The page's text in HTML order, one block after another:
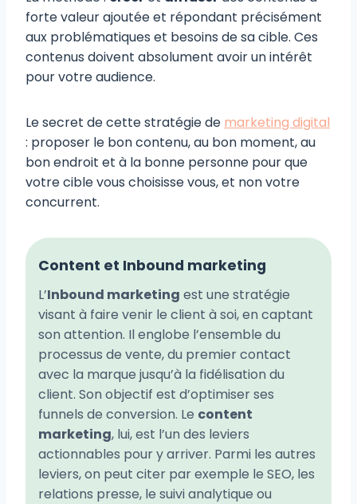
forte valeur ajoutée et répondant précisément
aux problématiques et besoins de sa cible. Ces
contenus doivent absolument avoir un intérêt
pour votre audience.
Le secret de cette stratégie de marketing digital
: proposer le bon contenu, au bon moment, au
bon endroit et à la bonne personne pour que
votre cible vous choisisse vous, et non votre
concurrent.
Content et Inbound marketing
L’Inbound marketing est une stratégie
visant à faire venir le client à soi, en captant
son attention. Il englobe l’ensemble du
processus de vente, du premier contact
avec la marque jusqu’à la fidélisation du
client. Son objectif est d’optimiser ses
funnels de conversion. Le content
marketing, lui, est l’un des leviers
actionnables pour y arriver. Parmi les autres
leviers, on peut citer par exemple le SEO, les
relations presse, le suivi analytique ou